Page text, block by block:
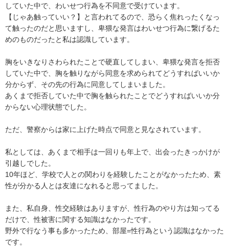
していた中で、わいせつ行為を不同意で受けています。
【じゃあ触っていい？】と言われてるので、恐らく焦れったくなっ
て触ったのだと思いますし、卑猥な発言はわいせつ行為に繋げるた
めのものだったと私は認識しています。
胸をいきなりさわられたことで硬直してしまい、卑猥な発言を拒否
していた中で、胸を触りながら同意を求められてどうすればいいか
分からず、その先の行為に同意してしまいました。
あくまで拒否していた中で胸を触られたことでどうすればいいか分
からない心理状態でした。
ただ、警察からは家に上げた時点で同意と見なされています。
私としては、あくまで相手は一回りも年上で、出会ったきっかけが
引越しでした。
10年ほど、学校で人との関わりを経験したことがなかったため、素
性が分かる人とは友達になれると思ってました。
また、私自身、性交経験はありますが、性行為のやり方は知ってる
だけで、性被害に関する知識はなかったです。
野外で行なう事も多かったため、部屋=性行為という認識はなかった
です。